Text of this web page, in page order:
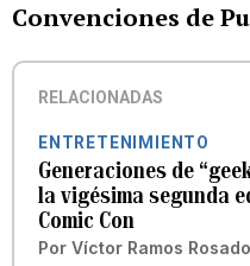
Convenciones de
RELACIONADAS
ENTRETENIMIENTO
Generaciones de
la vigésima segunda
Comic Con
Por Víctor Ramos Rosado